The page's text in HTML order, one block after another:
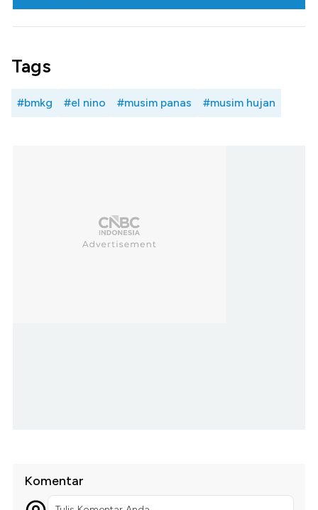
Tags
#bmkg #el nino #musim panas #musim hujan
Komentar